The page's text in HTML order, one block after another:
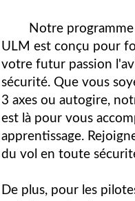
Notre
ULM est conçu pour
votre futur passion
sécurité. Que vous
3 axes ou autogire,
est là pour vous
apprentissage.
du vol en toute
De plus, pour les